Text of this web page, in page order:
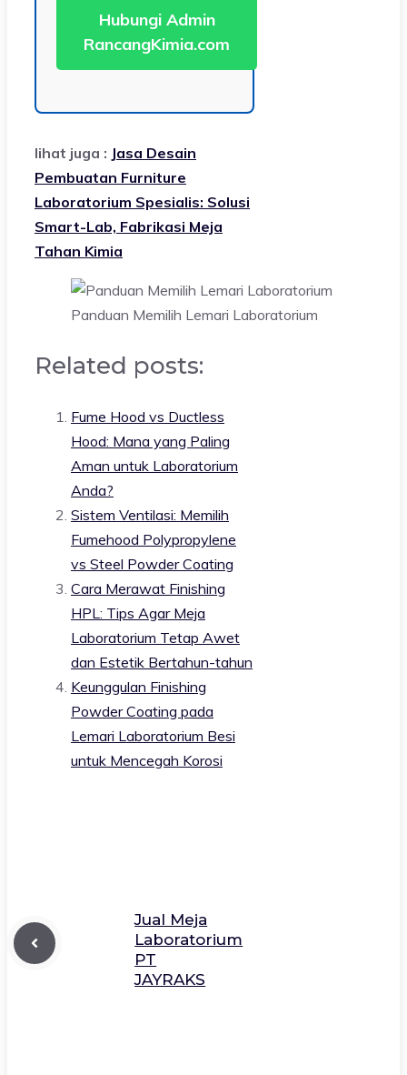
Hubungi Admin
RancangKimia.com
lihat juga : Jasa Desain
Pembuatan Furniture
Laboratorium Spesialis: Solusi
Smart-Lab, Fabrikasi Meja
Tahan Kimia
Panduan Memilih Lemari Laboratorium
Related posts:
Fume Hood vs Ductless
Hood: Mana yang Paling
Aman untuk Laboratorium
Anda?
Sistem Ventilasi: Memilih
Fumehood Polypropylene
vs Steel Powder Coating
Cara Merawat Finishing
HPL: Tips Agar Meja
Laboratorium Tetap Awet
dan Estetik Bertahun-tahun
Keunggulan Finishing
Powder Coating pada
Lemari Laboratorium Besi
untuk Mencegah Korosi
Jual Meja
Laboratorium
PT
JAYRAKS